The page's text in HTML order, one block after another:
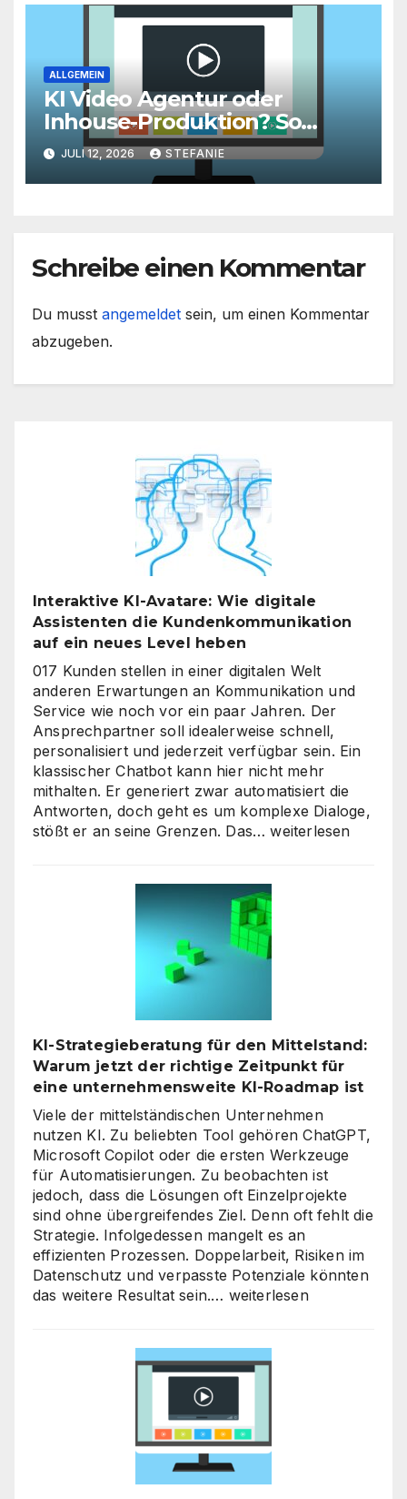
ALLGEMEIN
KI Video Agentur oder
Inhouse-Produktion? So
finden Unternehmen den
richtigen Weg zu
skalierbarem Video-Content
JULI 12, 2026 STEFANIE
Schreibe einen Kommentar
Du musst angemeldet sein, um einen Kommentar
abzugeben.
Interaktive KI-Avatare: Wie digitale
Assistenten die Kundenkommunikation
auf ein neues Level heben
017 Kunden stellen in einer digitalen Welt
anderen Erwartungen an Kommunikation und
Service wie noch vor ein paar Jahren. Der
Ansprechpartner soll idealerweise schnell,
personalisiert und jederzeit verfügbar sein. Ein
klassischer Chatbot kann hier nicht mehr
mithalten. Er generiert zwar automatisiert die
Antworten, doch geht es um komplexe Dialoge,
stößt er an seine Grenzen. Das…Interaktive
Wie
digitale
Assistenten
Level
heben
weiterlesen
KI-Strategieberatung für den Mittelstand:
Warum jetzt der richtige Zeitpunkt für
eine unternehmensweite KI-Roadmap ist
Viele der mittelständischen Unternehmen
nutzen KI. Zu beliebten Tool gehören ChatGPT,
Microsoft Copilot oder die ersten Werkzeuge
für Automatisierungen. Zu beobachten ist
jedoch, dass die Lösungen oft Einzelprojekte
sind ohne übergreifendes Ziel. Denn oft fehlt die
Strategie. Infolgedessen mangelt es an
effizienten Prozessen. Doppelarbeit, Risiken im
Datenschutz und verpasste Potenziale könnten
das weitere Resultat sein.… KI-
den
Mittelstand:
jetzt
der
richtige
Zeitpunkt
weiterlesen